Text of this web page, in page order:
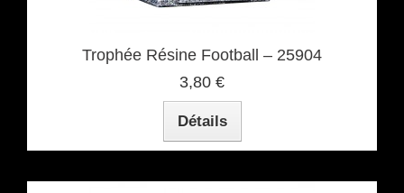
Trophée Résine Football – 25904
3,80 €
Détails